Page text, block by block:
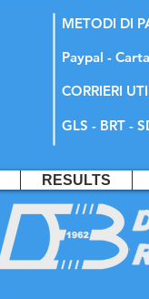
METODI DI
Paypal -
CORRIERI
GLS - BRT -
RESULTS